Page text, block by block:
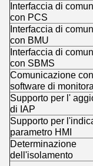
Interfaccia di
con PCS
Interfaccia di
con BMU
Interfaccia di
con SBMS
Comunicazione
software di
Supporto per l'
di IAP
Supporto per
parametro HMI
Determinazione
dell'isolamento